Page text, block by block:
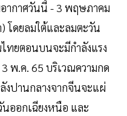
ากาศวันนี้ - 3 พฤษภาคม
โดยลมใต้และลมตะวัน
ทยตอนบนจะมีกำลังแรง
พ.ค. 65 บริเวณความกด
งปานกลางจากจีนจะแผ่
ออกเฉียงหนือ และ